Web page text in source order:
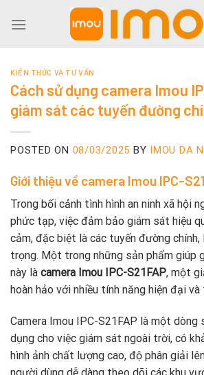
KIẾN THỨC VÀ TƯ VẤN
Cách sử dụng camera Imou
giám sát các tuyến đường
POSTED ON 08/03/2025 BY IMOU DA
Giới thiệu về camera Imou IPC-
Trong bối cảnh tình hình an ninh xã hội
phức tạp, việc đảm bảo giám sát hiệu
cảm, đặc biệt là các tuyến đường chính,
trọng. Một trong những sản phẩm giúp
này là camera Imou IPC-S21FAP, một
hoàn hảo với nhiều tính năng hiện đại
Camera Imou IPC-S21FAP là một dòng
dụng cho việc giám sát ngoài trời, có
hình ảnh chất lượng cao, độ phân giải